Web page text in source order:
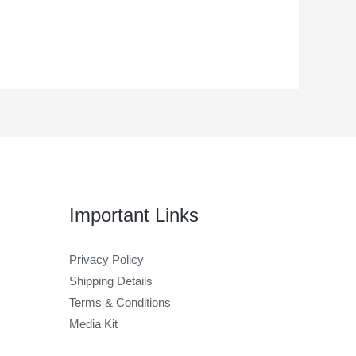
Important Links
Privacy Policy
Shipping Details
Terms & Conditions
Media Kit